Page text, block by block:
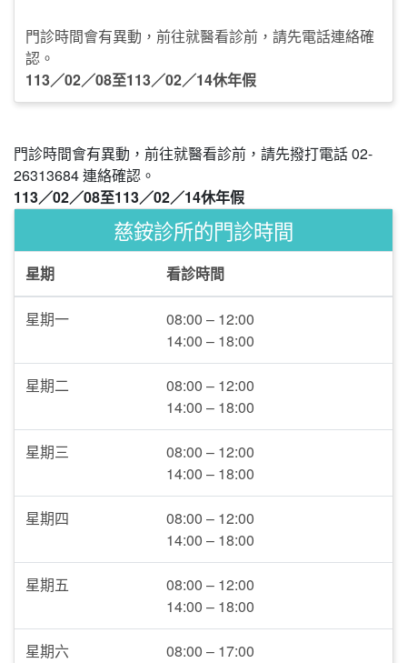
門診時間會有異動，前往就醫看診前，請先電話連絡確
認。
113／02／08至113／02／14休年假
門診時間會有異動，前往就醫看診前，請先撥打電話 02-
26313684 連絡確認。
113／02／08至113／02／14休年假
慈銨診所的門診時間
星期 看診時間
星期一
08:00 – 12:00
14:00 – 18:00
星期二
08:00 – 12:00
14:00 – 18:00
星期三
08:00 – 12:00
14:00 – 18:00
星期四
08:00 – 12:00
14:00 – 18:00
星期五
08:00 – 12:00
14:00 – 18:00
星期六 08:00 – 17:00